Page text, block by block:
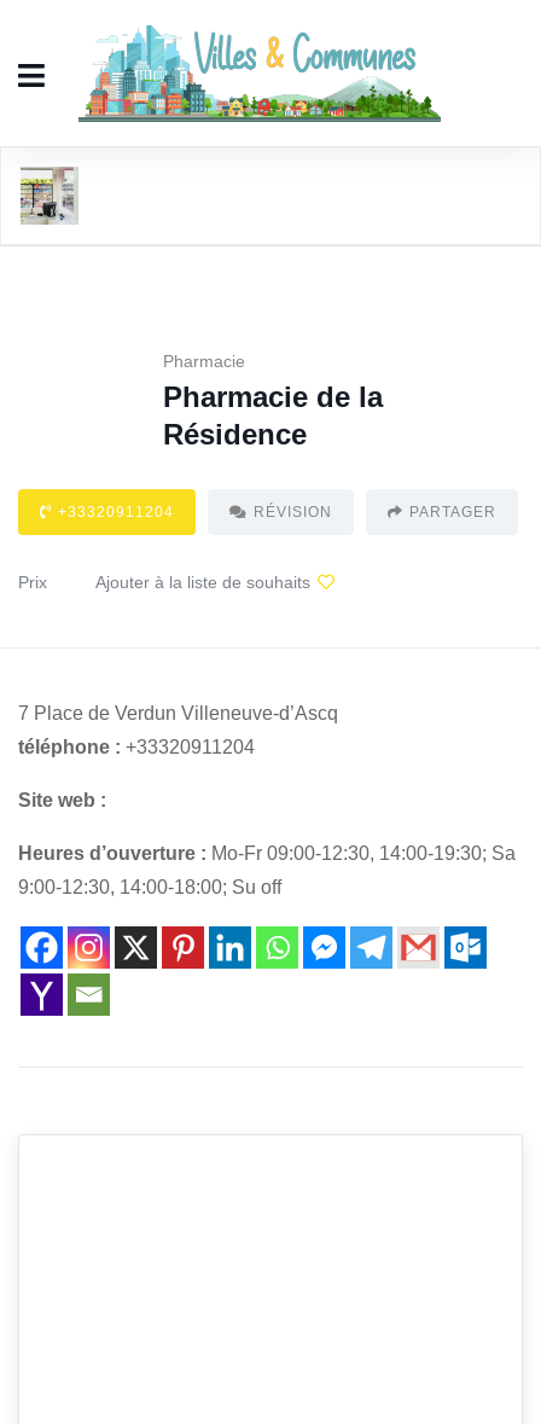
Pharmacie
Pharmacie de la
Résidence
+33320911204 RÉVISION PARTAGER
Prix Ajouter à la liste de souhaits
7 Place de Verdun Villeneuve-d’Ascq
téléphone : +33320911204
Site web :
Heures d’ouverture : Mo-Fr 09:00-12:30, 14:00-19:30; Sa
9:00-12:30, 14:00-18:00; Su off